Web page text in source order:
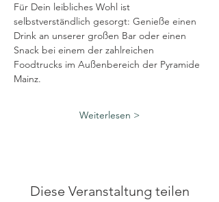
Für Dein leibliches Wohl ist
selbstverständlich gesorgt: Genieße einen
Drink an unserer großen Bar oder einen
Snack bei einem der zahlreichen
Foodtrucks im Außenbereich der Pyramide
Mainz.
Weiterlesen >
Diese Veranstaltung teilen